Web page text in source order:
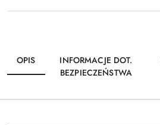
OPIS
INFORMACJE DOT.
BEZPIECZEŃSTWA